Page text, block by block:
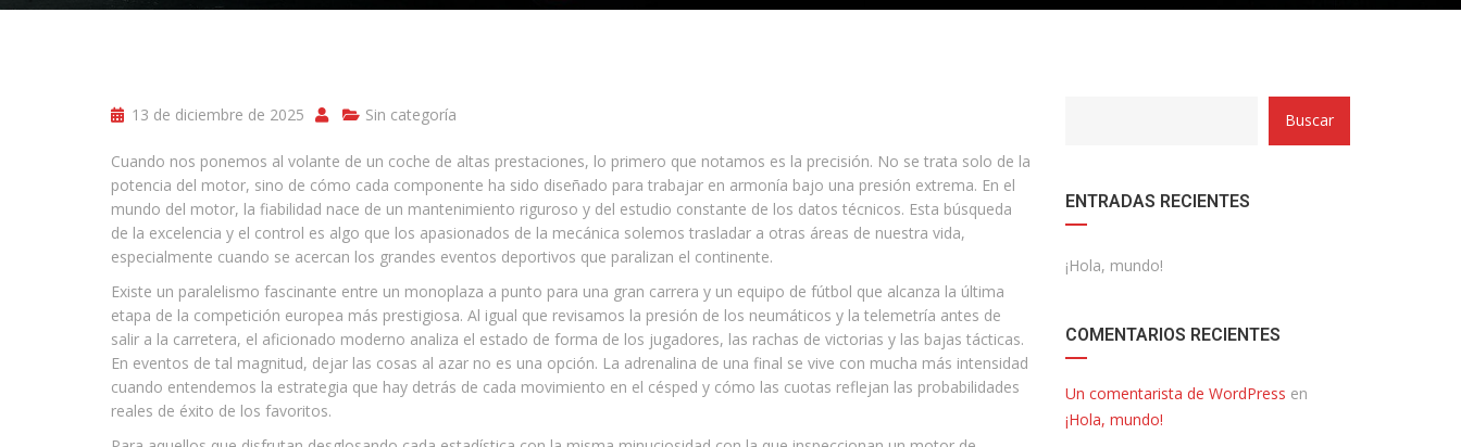
13 de diciembre de 2025 Sin categoría
Cuando nos ponemos al volante de un coche de altas prestaciones, lo primero que notamos es la precisión. No se trata solo de la
potencia del motor, sino de cómo cada componente ha sido diseñado para trabajar en armonía bajo una presión extrema. En el
mundo del motor, la fiabilidad nace de un mantenimiento riguroso y del estudio constante de los datos técnicos. Esta búsqueda
de la excelencia y el control es algo que los apasionados de la mecánica solemos trasladar a otras áreas de nuestra vida,
especialmente cuando se acercan los grandes eventos deportivos que paralizan el continente.
Existe un paralelismo fascinante entre un monoplaza a punto para una gran carrera y un equipo de fútbol que alcanza la última
etapa de la competición europea más prestigiosa. Al igual que revisamos la presión de los neumáticos y la telemetría antes de
salir a la carretera, el aficionado moderno analiza el estado de forma de los jugadores, las rachas de victorias y las bajas tácticas.
En eventos de tal magnitud, dejar las cosas al azar no es una opción. La adrenalina de una final se vive con mucha más intensidad
cuando entendemos la estrategia que hay detrás de cada movimiento en el césped y cómo las cuotas reflejan las probabilidades
reales de éxito de los favoritos.
Buscar
ENTRADAS RECIENTES
¡Hola, mundo!
COMENTARIOS RECIENTES
Un comentarista de WordPress en
¡Hola, mundo!